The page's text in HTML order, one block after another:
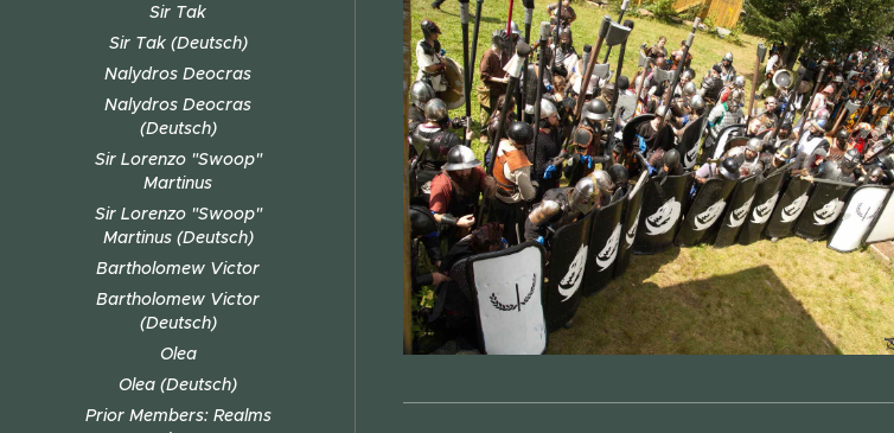
Sir Tak
Sir Tak (Deutsch)
Nalydros Deocras
Nalydros Deocras
(Deutsch)
Sir Lorenzo "Swoop"
Martinus
Sir Lorenzo "Swoop"
Martinus (Deutsch)
Bartholomew Victor
Bartholomew Victor
(Deutsch)
Olea
Olea (Deutsch)
Prior Members: Realms